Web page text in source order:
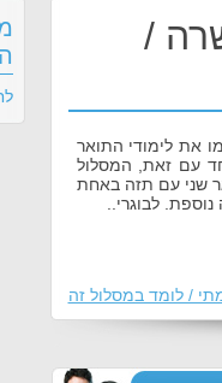
/
את לימודי התואר
עם זאת, המסלול
שני עם תזה באחת
לבוגרי..
/ לומד במסלול זה